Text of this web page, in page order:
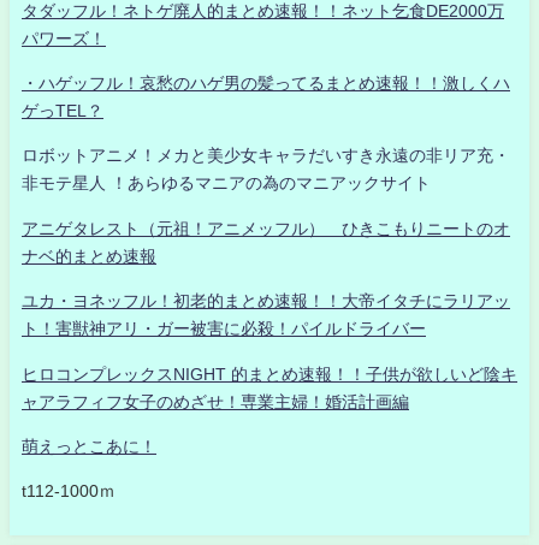
タダッフル！ネトゲ廃人的まとめ速報！！ネット乞食DE2000万
パワーズ！
・ハゲッフル！哀愁のハゲ男の髪ってるまとめ速報！！激しくハ
ゲっTEL？
ロボットアニメ！メカと美少女キャラだいすき永遠の非リア充・
非モテ星人 ！あらゆるマニアの為のマニアックサイト
アニゲタレスト（元祖！アニメッフル） ひきこもりニートのオ
ナベ的まとめ速報
ユカ・ヨネッフル！初老的まとめ速報！！大帝イタチにラリアッ
ト！害獣神アリ・ガー被害に必殺！パイルドライバー
ヒロコンプレックスNIGHT 的まとめ速報！！子供が欲しいど陰キ
ャアラフィフ女子のめざせ！専業主婦！婚活計画編
萌えっとこあに！
t112-1000ｍ